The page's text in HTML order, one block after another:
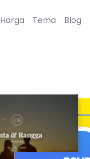
Harga Tema Blog